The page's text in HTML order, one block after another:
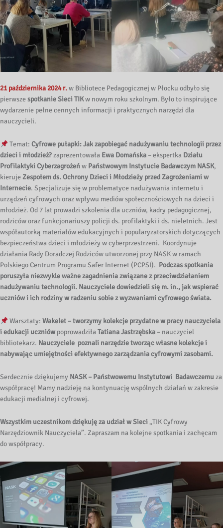
21 października 2024 r.w Bibliotece Pedagogicznej w Płocku odbyło się
pierwszespotkanie Sieci TIKw nowym roku szkolnym. Było to inspirujące
wydarzenie pełne cennych informacji i praktycznych narzędzi dla
nauczycieli.
Temat: Cyfrowe pułapki: Jak zapobiegać nadużywaniu technologii przez
dzieci i młodzież?zaprezentowała Ewa Domańska – ekspertka Działu
Profilaktyki Cyberzagrożeńw Państwowym Instytucie Badawczym NASK,
kieruje Zespołem ds. Ochrony Dzieci i Młodzieży przed Zagrożeniami w
Internecie. Specjalizuje się w problematyce nadużywania internetu i
urządzeń cyfrowych oraz wpływu mediów społecznościowych na dzieci i
młodzież. Od 7 lat prowadzi szkolenia dla uczniów, kadry pedagogicznej,
rodziców oraz funkcjonariuszy policji ds. profilaktyki i ds. nieletnich. Jest
współautorką materiałów edukacyjnych i popularyzatorskich dotyczących
bezpieczeństwa dzieci i młodzieży w cyberprzestrzeni. Koordynuje
działania Rady Doradczej Rodziców utworzonej przy NASK w ramach
Polskiego Centrum Programu Safer Internet (PCPSI). Podczas spotkania
poruszyła niezwykle ważne zagadnienia związane z przeciwdziałaniem
nadużywaniu technologii. Nauczyciele dowiedzieli się m. in., jak wspierać
uczniów i ich rodziny w radzeniu sobie z wyzwaniami cyfrowego świata.
Warsztaty: Wakelet – tworzymy kolekcje przydatne w pracy nauczyciela
i edukacji uczniów poprowadziłaTatiana Jastrzębska – nauczyciel
bibliotekarz. Nauczyciele poznali narzędzie tworząc własne kolekcje i
nabywając umiejętności efektywnego zarządzania cyfrowymi zasobami.
Serdecznie dziękujemy NASK – Państwowemu Instytutowi Badawczemuza
współpracę! Mamy nadzieję na kontynuację wspólnych działań w zakresie
edukacji medialnej i cyfrowej.
Wszystkim uczestnikom dziękuję za udział w Sieci „TIK Cyfrowy
Narzędziownik Nauczyciela”. Zapraszam na kolejne spotkania i zachęcam
do współpracy.